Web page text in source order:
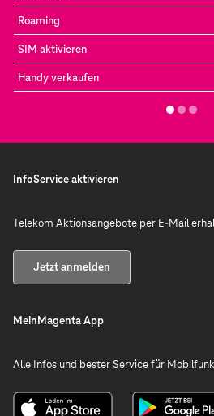
Roaming
SIM aktivieren
Handy verkaufen
InfoService aktivieren
Telekom Aktionsangebote per E-Mail
Jetzt anmelden
MeinMagenta App
Alle Infos und bester Service für